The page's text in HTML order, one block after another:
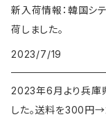
新入荷情報：韓国シ
荷しました。
2023/7/19
2023年6月より兵庫
した。送料を300円